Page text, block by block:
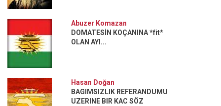
Abuzer Komazan
DOMATESİN KOÇANINA *fit*
OLAN AYI...
Hasan Doğan
BAGIMSIZLIK REFERANDUMU
UZERINE BIR KAC SÖZ